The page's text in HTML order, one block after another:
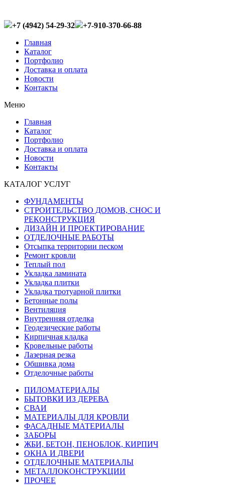
+7 (4942) 54-29-32
+7-910-370-66-88
Главная
Каталог
Портфолио
Доставка и оплата
Новости
Контакты
Меню
Главная
Каталог
Портфолио
Доставка и оплата
Новости
Контакты
КАТАЛОГ УСЛУГ
ФУНДАМЕНТЫ
СТРОИТЕЛЬСТВО ДОМОВ, СНОС И
РЕКОНСТРУКЦИЯ
ДИЗАЙН И ПРОЕКТИРОВАНИЕ
ОТДЕЛОЧНЫЕ РАБОТЫ
Отсыпка территории песком
Ремонт кровли
Теплый пол
Укладка ламината
Укладка плитки
Укладка тротуарной плитки
Бетонные полы
Вентиляция
Внутренняя отделка
Геодезические работы
Кирпичная кладка
Кровельные работы
Лазерная резка
Обшивка дома
Отделочные работы
ПИЛОМАТЕРИАЛЫ
БЫТОВКИ ИЗ ДЕРЕВА
СВАИ
МАТЕРИАЛЫ ДЛЯ КРОВЛИ
ФАСАДНЫЕ МАТЕРИАЛЫ
ЗАБОРЫ
ЖБИ, БЕТОН, ПЕНОБЛОК, КИРПИЧ
ОКНА И ДВЕРИ
ОТДЕЛОЧНЫЕ МАТЕРИАЛЫ
МЕТАЛЛОКОНСТРУКЦИИ
ПРОЧЕЕ